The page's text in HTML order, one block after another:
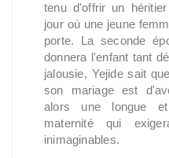
tenu d'offrir un
jour où une jeune
porte. La seconde
donnera l'enfant tant
jalousie, Yejide sait
son mariage est
alors une longue
maternité qui
inimaginables.